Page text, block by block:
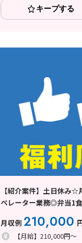
キープする
【紹介案件】土日休み
ペレーター業務◎弁当1
月収例210,000
【月給】210,000円～